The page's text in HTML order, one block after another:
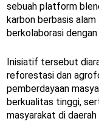
sebuah platform
karbon berbasis
berkolaborasi
Inisiatif tersebut
reforestasi dan
pemberdayaan
berkualitas tinggi,
masyarakat di daerah